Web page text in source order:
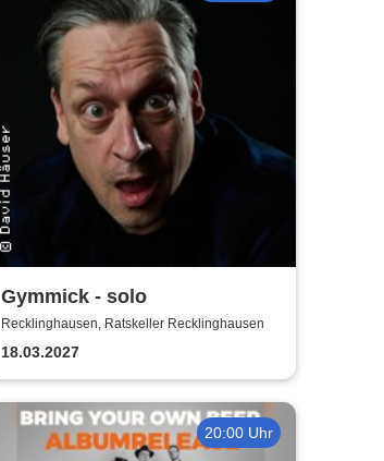
Gymmick - solo
Recklinghausen, Ratskeller Recklinghausen
18.03.2027
20:00 Uhr